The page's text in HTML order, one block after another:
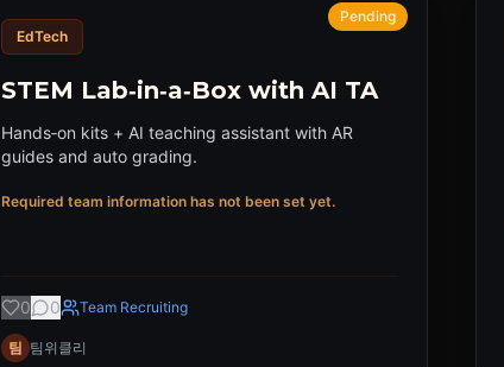
Pending
EdTech
STEM Lab‑in‑a‑Box with AI TA
Hands‑on kits + AI teaching assistant with AR
guides and auto grading.
Required team information has not been set yet.
0 0 Team Recruiting
팀 팀위클리